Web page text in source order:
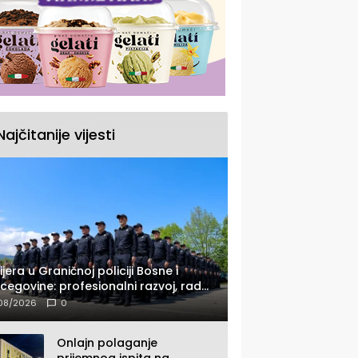
vijesti
u Graničnoj policiji Bosne i
profesionalni razvoj, rad
opremom i služba
2026 0
Onlajn polaganje